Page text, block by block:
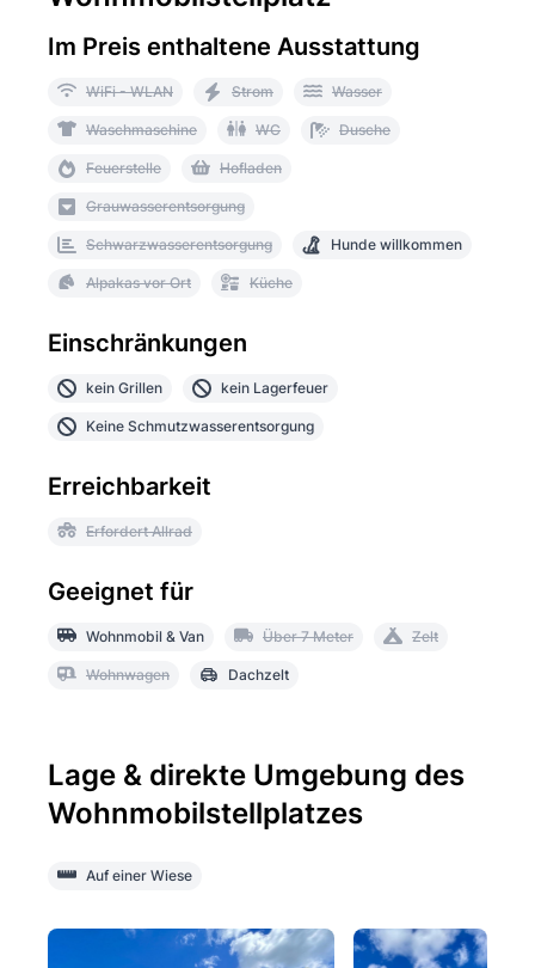
Im Preis enthaltene Ausstattung
WiFi - WLAN Strom Wasser
Waschmaschine WC Dusche
Feuerstelle Hofladen
Grauwasserentsorgung
Schwarzwasserentsorgung Hunde willkommen
Alpakas vor Ort Küche
Einschränkungen
kein Grillen kein Lagerfeuer
Keine Schmutzwasserentsorgung
Erreichbarkeit
Erfordert Allrad
Geeignet für
Wohnmobil & Van Über 7 Meter Zelt
Wohnwagen Dachzelt
Lage & direkte Umgebung des
Wohnmobilstellplatzes
Auf einer Wiese